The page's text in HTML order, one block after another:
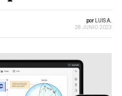
por LUIS A.
28 JUNIO 2023